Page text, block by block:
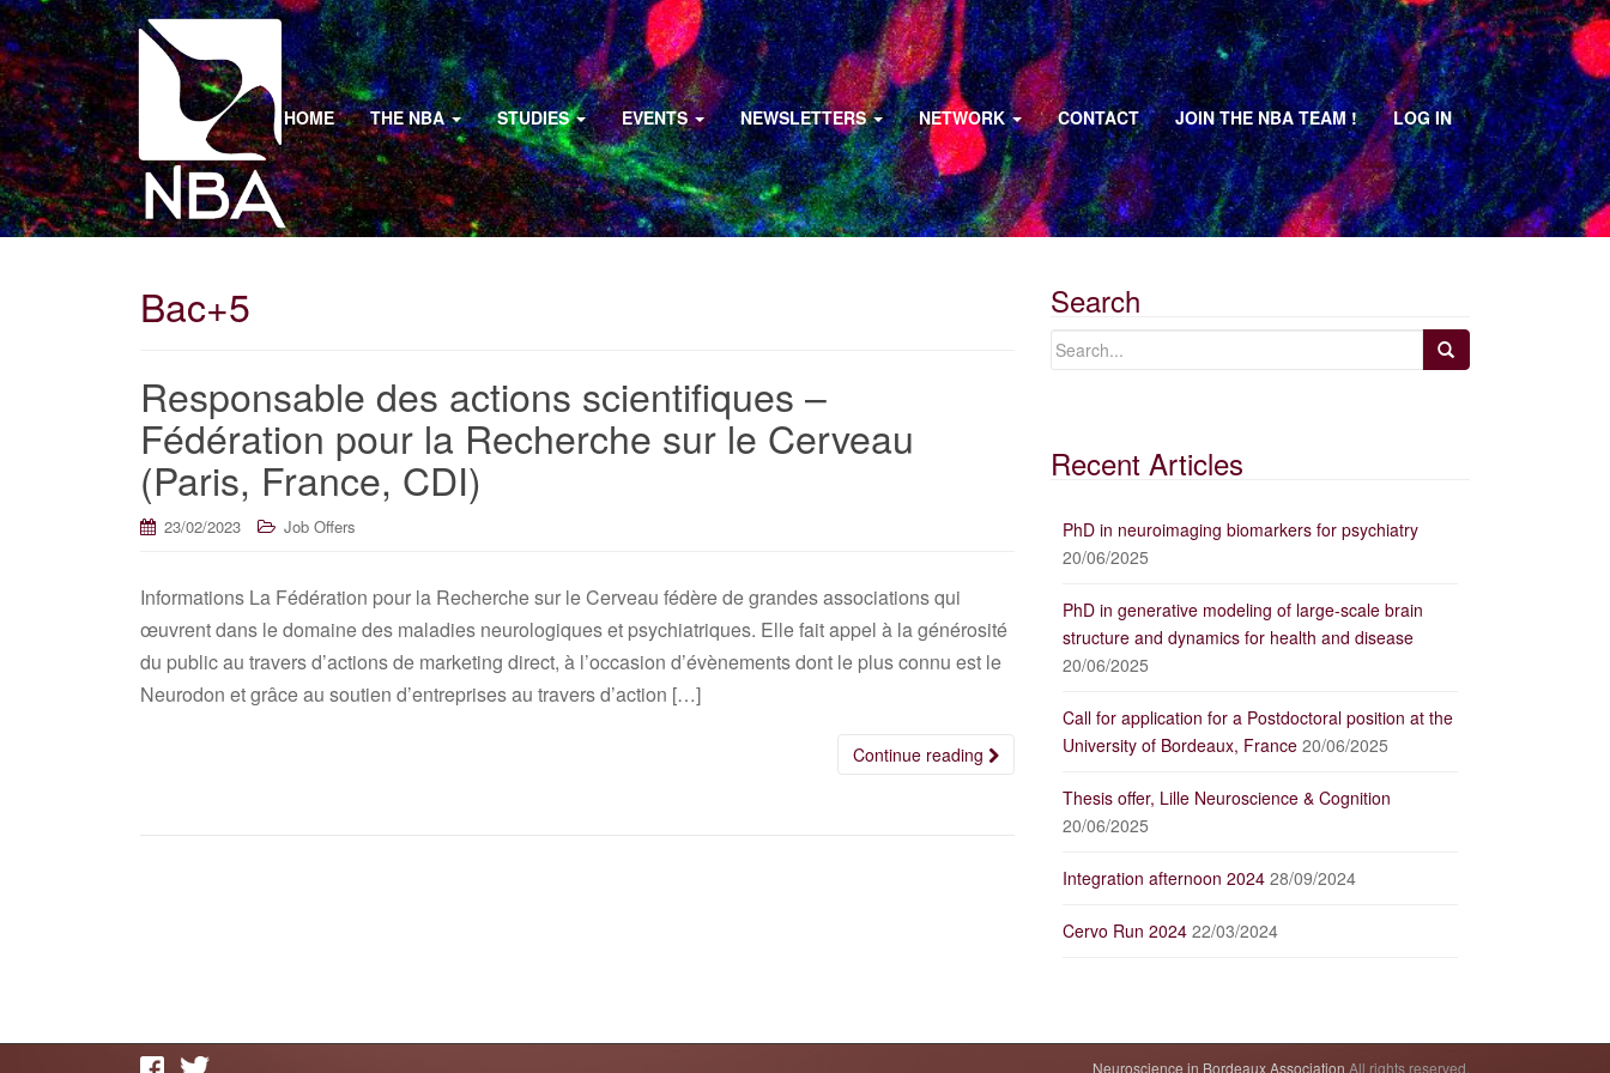
HOME THE NBA STUDIES EVENTS NEWSLETTERS NETWORK CONTACT JOIN THE NBA TEAM ! LOG IN
Bac+5
Responsable des actions scientifiques –
Fédération pour la Recherche sur le Cerveau
(Paris, France, CDI)
23/02/2023 Job Offers
Informations La Fédération pour la Recherche sur le Cerveau fédère de grandes associations qui
œuvrent dans le domaine des maladies neurologiques et psychiatriques. Elle fait appel à la générosité
du public au travers d’actions de marketing direct, à l’occasion d’évènements dont le plus connu est le
Neurodon et grâce au soutien d’entreprises au travers d’action […]
Continue reading
Search
Recent Articles
PhD in neuroimaging biomarkers for psychiatry
20/06/2025
PhD in generative modeling of large-scale brain
structure and dynamics for health and disease
20/06/2025
Call for application for a Postdoctoral position at the
University of Bordeaux, France 20/06/2025
Thesis offer, Lille Neuroscience & Cognition
20/06/2025
Integration afternoon 2024 28/09/2024
Cervo Run 2024 22/03/2024
Neuroscience in Bordeaux Association All rights reserved.